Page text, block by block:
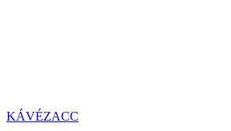
KÁVÉZACC